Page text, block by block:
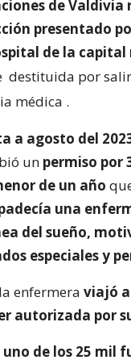
de Valdivia
presentado
de la capital
destituida por
médica .
a agosto del
un permiso por
de un año
una
del sueño,
especiales y
enfermera viajó
autorizada por
uno de los 25 mil